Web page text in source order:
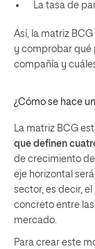
La tasa de
Así, la matriz
y comprobar qué
compañía y
¿Cómo se hace
La matriz BCG
que definen
de crecimiento
eje horizontal
sector, es decir,
concreto entre
mercado.
Para crear este